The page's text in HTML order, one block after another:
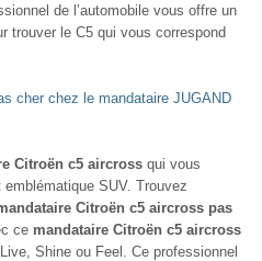
de l’automobile vous offre un
trouver le C5 qui vous correspond
cher chez le mandataire JUGAND
Citroën c5 aircross qui vous
SUV. Trouvez
Citroën c5 aircross pas
ce mandataire Citroën c5 aircross
Shine ou Feel. Ce professionnel